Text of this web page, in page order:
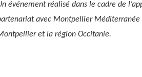
événement réalisé dans le cadre de
avec Montpellier
et la région Occitanie.